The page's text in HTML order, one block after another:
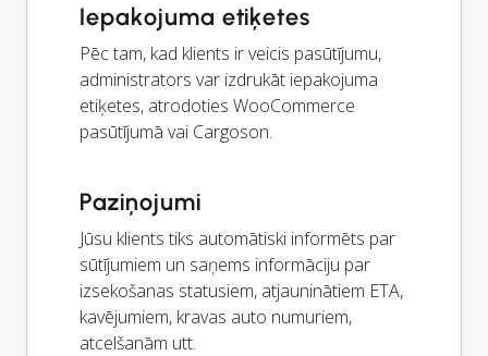
Iepakojuma etiķetes
Pēc tam, kad klients ir veicis pasūtījumu,
administrators var izdrukāt iepakojuma
etiķetes, atrodoties WooCommerce
pasūtījumā vai Cargoson.
Paziņojumi
Jūsu klients tiks automātiski informēts par
sūtījumiem un saņems informāciju par
izsekošanas statusiem, atjauninātiem ETA,
kavējumiem, kravas auto numuriem,
atcelšanām utt.